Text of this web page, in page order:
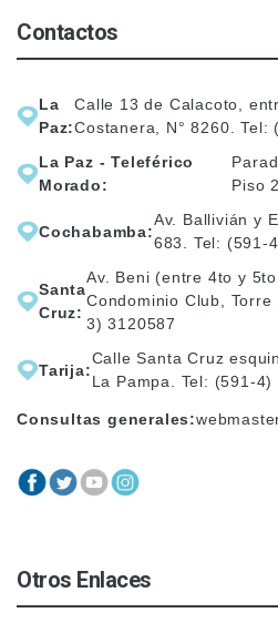
Contactos
La
Paz:
Calle 13 de Calacoto,
Costanera, N° 8260. Tel:
La Paz - Teleférico
Morado:
Piso 2.
Cochabamba:
Av. Ballivián y
683. Tel: (591-
Santa
Cruz:
Av. Beni (entre 4to y
Condominio Club,
3) 3120587
Tarija:
Calle Santa Cruz
La Pampa. Tel: (591-4)
Consultas generales:
Otros Enlaces